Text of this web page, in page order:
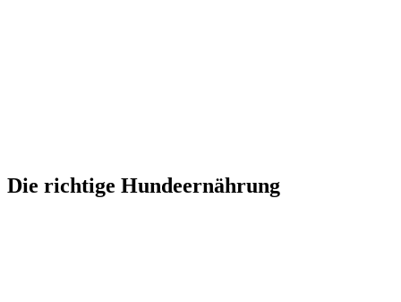
Die richtige Hundeernährung